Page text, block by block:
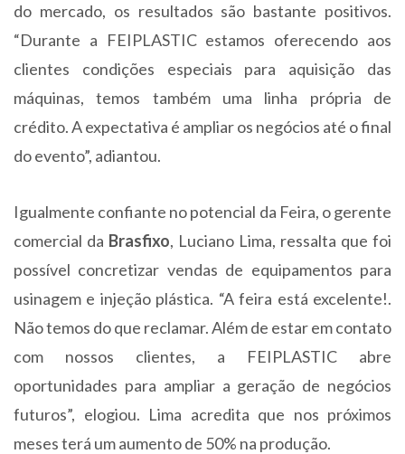
do mercado, os resultados são bastante positivos.
“Durante a FEIPLASTIC estamos oferecendo aos
clientes condições especiais para aquisição das
máquinas, temos também uma linha própria de
crédito. A expectativa é ampliar os negócios até o final
do evento”, adiantou.
Igualmente confiante no potencial da Feira, o gerente
comercial da Brasfixo, Luciano Lima, ressalta que foi
possível concretizar vendas de equipamentos para
usinagem e injeção plástica. “A feira está excelente!.
Não temos do que reclamar. Além de estar em contato
com nossos clientes, a FEIPLASTIC abre
oportunidades para ampliar a geração de negócios
futuros”, elogiou. Lima acredita que nos próximos
meses terá um aumento de 50% na produção.